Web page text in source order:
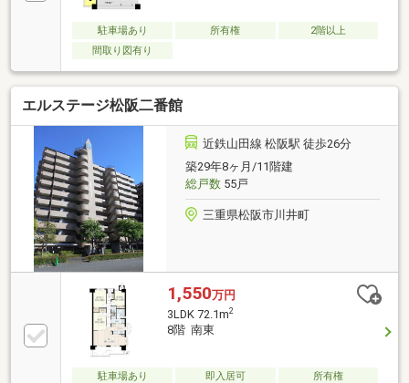
駐車場あり 所有権
2階以上
間取り図有り
エルステージ松阪二番館
近鉄山田線 松阪駅 徒歩26分
築29年8ヶ月/11階建
総戸数55戸
三重県松阪市川井町
1,550万円
3LDK 72.1m2
8階 南東
駐車場あり 即入居可
所有権